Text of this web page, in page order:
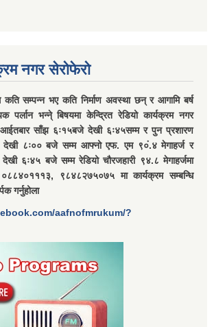
नगर सेरोफेरो
कति सम्पन्न भए कति निर्माण अवस्था छन् र आगामि बर्ष
पर्लान भन्ने् बिषयमा केन्द्रित रेडियो कार्यक्रम नगर
आईतबार साँझ ६ः१५बजे देखी ६ः४५सम्म र पुन प्रशारण
देखी ८ः०० बजे सम्म आफ्नो एफ. एम ९०ं.४ मेगाहर्ज र
देखी ६ः४५ बजे सम्म रेडियो चौरजहारी ९४.८ मेगाहर्जमा
९८४८२७५०७५ मा कार्यक्रम सम्बन्धि
गर्नुहोला
aafnofmrukum/?